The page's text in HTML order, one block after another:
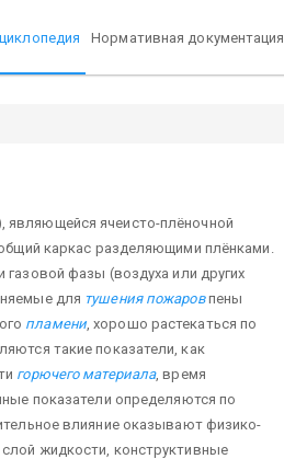
Нормативная документация
являющейся ячеисто-плёночной
каркас разделяющими плёнками.
газовой фазы (воздуха или других
для тушения пожаровпены
пламени, хорошо растекаться по
такие показатели, как
горючего материала, время
показатели определяются по
влияние оказывают физико-
жидкости, конструктивные